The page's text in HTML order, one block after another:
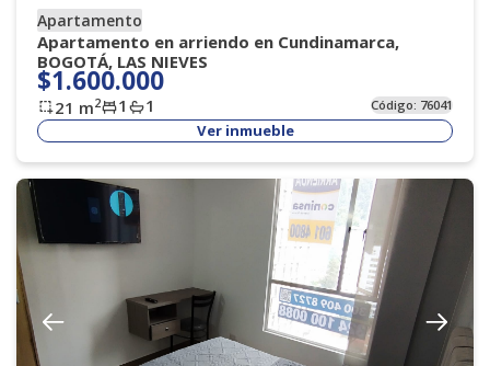
Apartamento
Apartamento en arriendo en Cundinamarca,
BOGOTÁ, LAS NIEVES
$1.600.000
21 m2 1 1 Código: 76041
Ver inmueble